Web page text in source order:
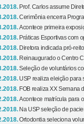
Prof. Carlos assume
Cerimônia encerra
Acontece primeira
Práticas Esportivas com
Diretora indicada pró-
Reinaugurado o Centro
Seleção de voluntários
USP realiza eleição para
FOB realiza XX Semana
Acontece matrícula para
Na USP seleção de
Ortodontia seleciona